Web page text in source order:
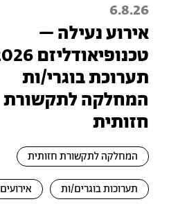
6.8.26
אירוע נעילה –
תערוכת בוגרי/ות
המחלקה לתקשורת
חזותית
המחלקה לתקשורת חזותית
תערוכות בוגרים/ות אירועים